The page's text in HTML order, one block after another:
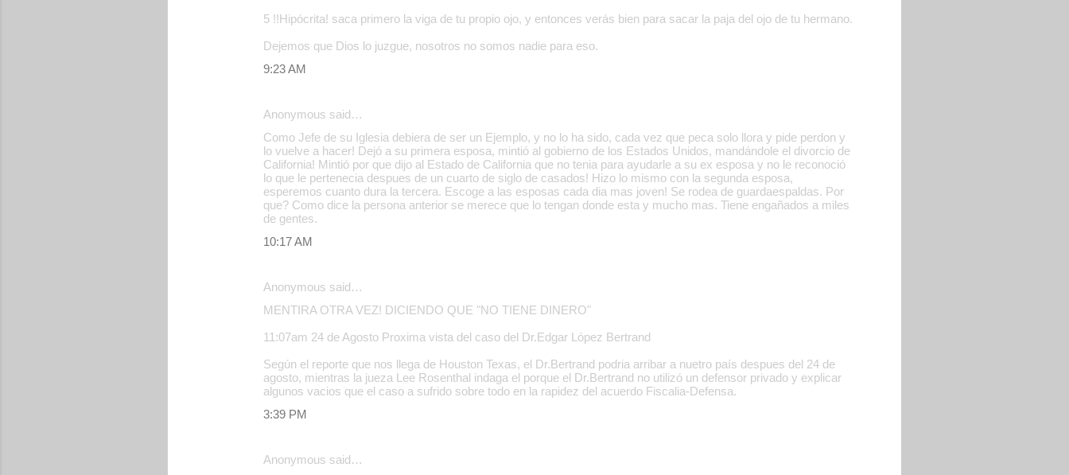
5 !!Hipócrita! saca primero la viga de tu propio ojo, y entonces verás bien para sacar la paja del ojo de tu hermano.
Dejemos que Dios lo juzgue, nosotros no somos nadie para eso.
9:23 AM
Anonymous said…
Como Jefe de su Iglesia debiera de ser un Ejemplo, y no lo ha sido, cada vez que peca solo llora y pide perdon y
lo vuelve a hacer! Dejó a su primera esposa, mintió al gobierno de los Estados Unidos, mandándole el divorcio de
California! Mintió por que dijo al Estado de California que no tenia para ayudarle a su ex esposa y no le reconoció
lo que le pertenecia despues de un cuarto de siglo de casados! Hizo lo mismo con la segunda esposa,
esperemos cuanto dura la tercera. Escoge a las esposas cada dia mas joven! Se rodea de guardaespaldas. Por
que? Como dice la persona anterior se merece que lo tengan donde esta y mucho mas. Tiene engañados a miles
de gentes.
10:17 AM
Anonymous said…
MENTIRA OTRA VEZ! DICIENDO QUE "NO TIENE DINERO"
11:07am 24 de Agosto Proxima vista del caso del Dr.Edgar López Bertrand
Según el reporte que nos llega de Houston Texas, el Dr.Bertrand podria arribar a nuetro país despues del 24 de
agosto, mientras la jueza Lee Rosenthal indaga el porque el Dr.Bertrand no utilizó un defensor privado y explicar
algunos vacios que el caso a sufrido sobre todo en la rapidez del acuerdo Fiscalia-Defensa.
3:39 PM
Anonymous said…